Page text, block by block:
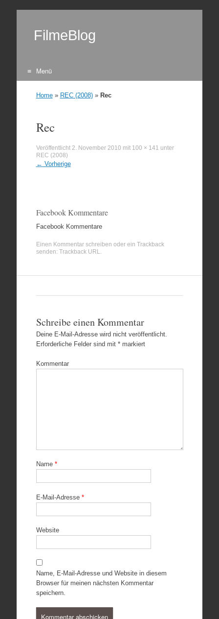
FilmeBlog
Menü
Home» REC (2008)» Rec
Rec
Veröffentlicht 2. November 2010 mit 100 × 141 unter
REC (2008)
← Vorherige
Facebook Kommentare
Facebook Kommentare
Einen Kommentar schreiben oder ein Trackback
senden: Trackback URL.
Schreibe einen Kommentar
Deine E-Mail-Adresse wird nicht veröffentlicht.
Erforderliche Felder sind mit *markiert
Kommentar
Name *
E-Mail-Adresse *
Website
Name, E-Mail-Adresse und Website in diesem
Browser für meinen nächsten Kommentar
speichern.